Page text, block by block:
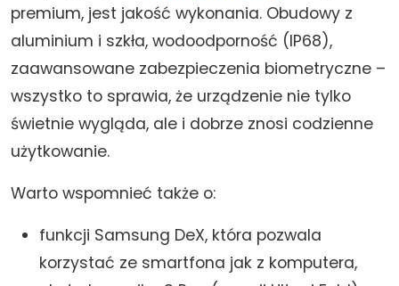
premium, jest jakość wykonania. Obudowy z
aluminium i szkła, wodoodporność (IP68),
zaawansowane zabezpieczenia biometryczne –
wszystko to sprawia, że urządzenie nie tylko
świetnie wygląda, ale i dobrze znosi codzienne
użytkowanie.
Warto wspomnieć także o:
funkcji Samsung DeX, która pozwala
korzystać ze smartfona jak z komputera,